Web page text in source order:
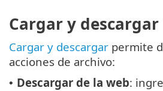
Cargar y descargar
Cargar y descargar permite
acciones de archivo:
• Descargar de la web: